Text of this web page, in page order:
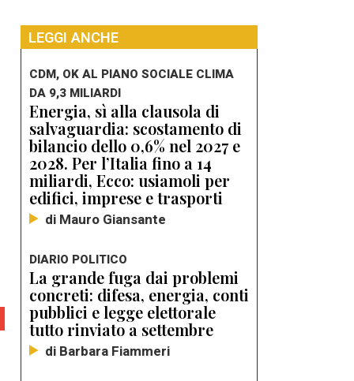
LEGGI ANCHE
CDM, OK AL PIANO SOCIALE CLIMA
DA 9,3 MILIARDI
Energia, sì alla clausola di
salvaguardia: scostamento di
bilancio dello 0,6% nel 2027 e
2028. Per l’Italia fino a 14
miliardi, Ecco: usiamoli per
edifici, imprese e trasporti
di Mauro Giansante
DIARIO POLITICO
La grande fuga dai problemi
concreti: difesa, energia, conti
pubblici e legge elettorale
tutto rinviato a settembre
di Barbara Fiammeri